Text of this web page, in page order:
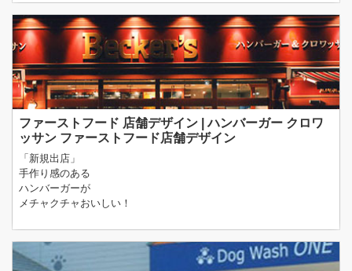
ファーストフード 店舗デザイン | ハンバーガー クロワ
ッサン ファーストフード店舗デザイン
「新規出店」
手作り感のある
ハンバーガーが
メチャクチャおいしい！